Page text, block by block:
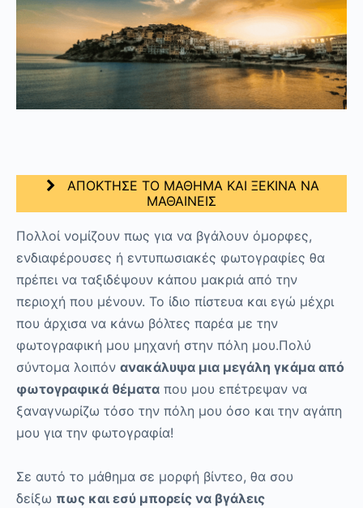
ΑΠΟΚΤΗΣΕ ΤΟ ΜΑΘΗΜΑ ΚΑΙ ΞΕΚΙΝΑ ΝΑ
ΜΑΘΑΙΝΕΙΣ
Πολλοί νομίζουν πως για να βγάλουν όμορφες,
ενδιαφέρουσες ή εντυπωσιακές φωτογραφίες θα
πρέπει να ταξιδέψουν κάπου μακριά από την
περιοχή που μένουν. Το ίδιο πίστευα και εγώ μέχρι
που άρχισα να κάνω βόλτες παρέα με την
φωτογραφική μου μηχανή στην πόλη μου.Πολύ
σύντομα λοιπόν ανακάλυψα μια μεγάλη γκάμα από
φωτογραφικά θέματα που μου επέτρεψαν να
ξαναγνωρίζω τόσο την πόλη μου όσο και την αγάπη
μου για την φωτογραφία!
Σε αυτό το μάθημα σε μορφή βίντεο, θα σου
δείξω πως και εσύ μπορείς να βγάλεις